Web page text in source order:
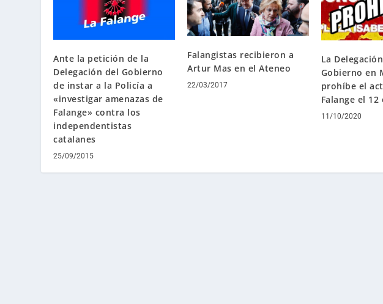
Ante la petición de la
Delegación del Gobierno
de instar a la Policía a
«investigar amenazas de
Falange» contra los
independentistas
catalanes
25/09/2015
Falangistas recibieron a
Artur Mas en el Ateneo
22/03/2017
La
Gobierno en
prohíbe el
Falange el
11/10/2020